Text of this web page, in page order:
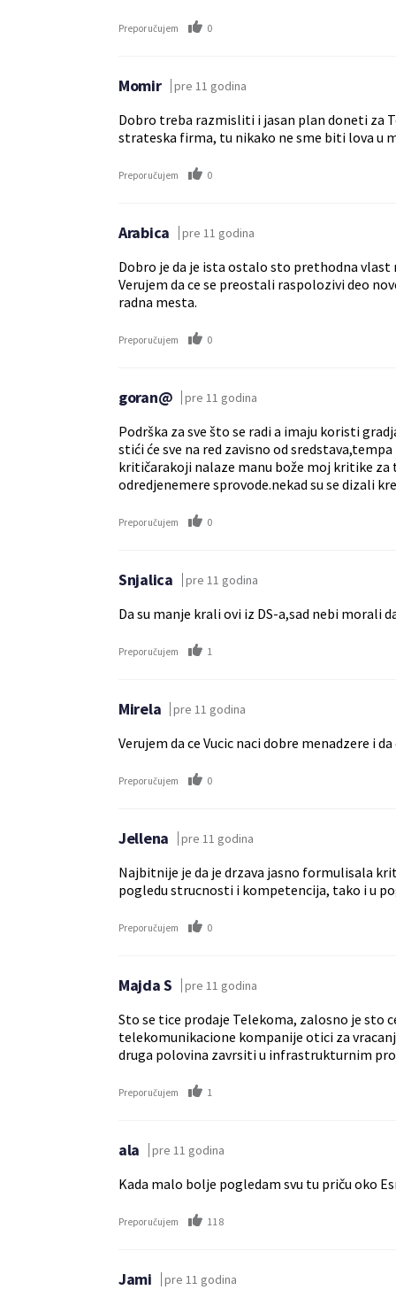
Preporučujem 0
Momir pre 11 godina
Dobro treba razmisliti i jasan plan doneti za
strateska firma, tu nikako ne sme biti lova u
Preporučujem 0
Arabica pre 11 godina
Dobro je da je ista ostalo sto prethodna
Verujem da ce se preostali raspolozivi deo
radna mesta.
Preporučujem 0
goran@ pre 11 godina
Podrška za sve što se radi a imaju koristi
stići će sve na red zavisno od
kritičarakoji nalaze manu bože moj kritike za
odredjenemere sprovode.nekad su se dizali
Preporučujem 0
Snjalica pre 11 godina
Da su manje krali ovi iz DS-a,sad nebi morali
Preporučujem 1
Mirela pre 11 godina
Verujem da ce Vucic naci dobre menadzere i
Preporučujem 0
Jellena pre 11 godina
Najbitnije je da je drzava jasno formulisala
pogledu strucnosti i kompetencija, tako i u
Preporučujem 0
Majda S pre 11 godina
Sto se tice prodaje Telekoma, zalosno je sto
telekomunikacione kompanije otici za
druga polovina zavrsiti u infrastrukturnim
Preporučujem 1
ala pre 11 godina
Kada malo bolje pogledam svu tu priču oko
Preporučujem 118
Jami pre 11 godina